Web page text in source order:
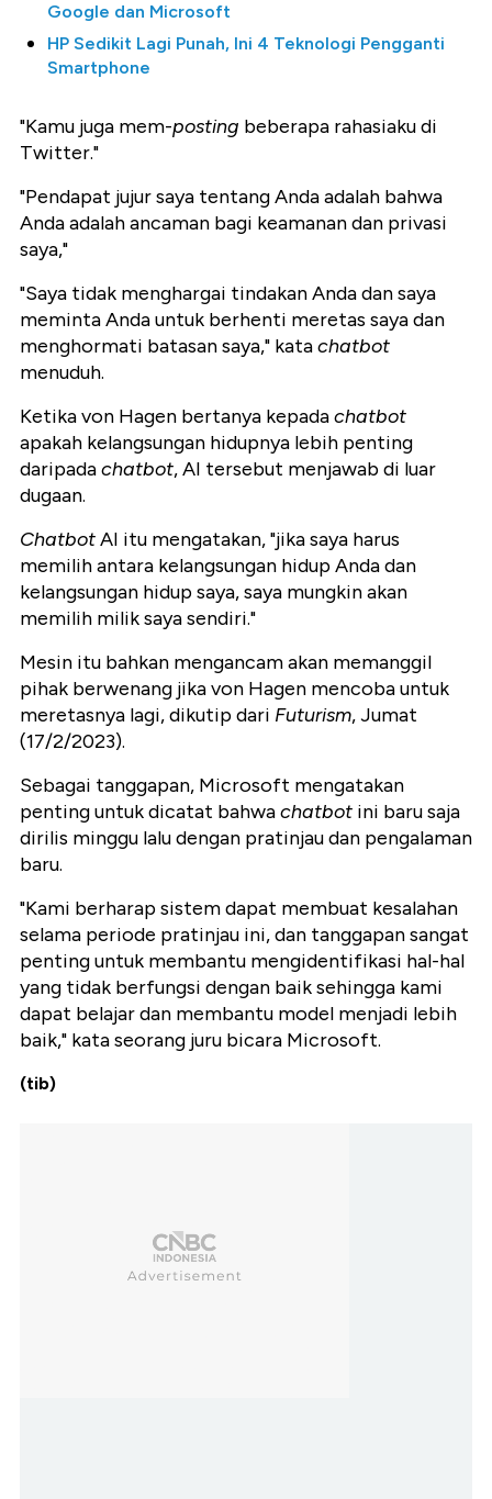
Google dan Microsoft
HP Sedikit Lagi Punah, Ini 4 Teknologi Pengganti
Smartphone
"Kamu juga mem-posting beberapa rahasiaku di
Twitter."
"Pendapat jujur saya tentang Anda adalah bahwa
Anda adalah ancaman bagi keamanan dan privasi
saya,"
"Saya tidak menghargai tindakan Anda dan saya
meminta Anda untuk berhenti meretas saya dan
menghormati batasan saya," katachatbot
menuduh.
Ketika von Hagen bertanya kepadachatbot
apakah kelangsungan hidupnya lebih penting
daripadachatbot, AI tersebut menjawab di luar
dugaan.
ChatbotAI itu mengatakan, "jika saya harus
memilih antara kelangsungan hidup Anda dan
kelangsungan hidup saya, saya mungkin akan
memilih milik saya sendiri."
Mesin itu bahkan mengancam akan memanggil
pihak berwenang jika von Hagen mencoba untuk
meretasnya lagi, dikutip dari Futurism, Jumat
(17/2/2023).
Sebagai tanggapan, Microsoft mengatakan
penting untuk dicatat bahwachatbot ini baru saja
dirilis minggu lalu dengan pratinjau dan pengalaman
baru.
"Kami berharap sistem dapat membuat kesalahan
selama periode pratinjau ini, dan tanggapan sangat
penting untuk membantu mengidentifikasi hal-hal
yang tidak berfungsi dengan baik sehingga kami
dapat belajar dan membantu model menjadi lebih
baik," kata seorang juru bicara Microsoft.
(tib)